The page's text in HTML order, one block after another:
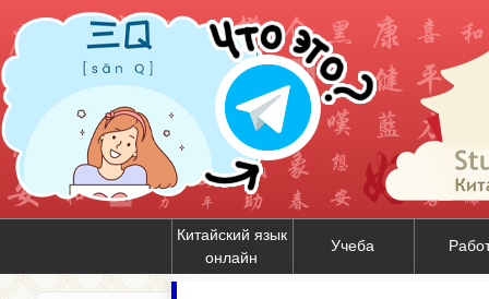
Китайский язык
онлайн
Учеба